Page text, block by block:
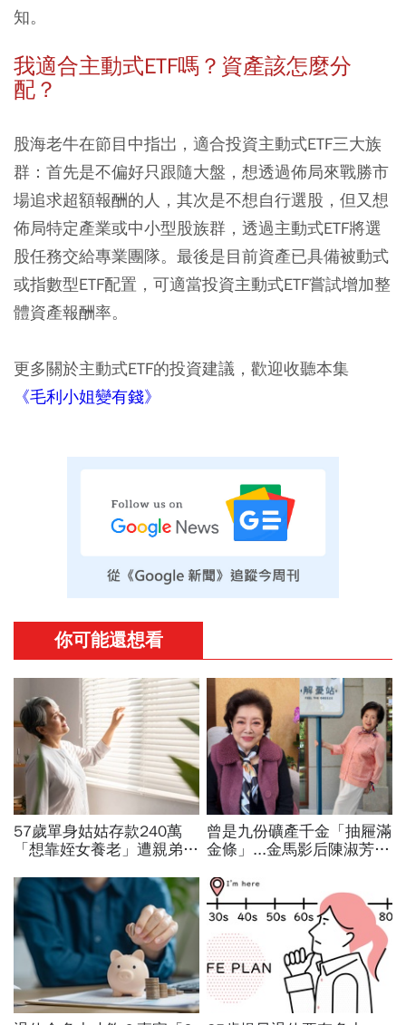
知。
我適合主動式ETF嗎？資產該怎麼分
配？
股海老牛在節目中指岀，適合投資主動式ETF三大族
群：首先是不偏好只跟隨大盤，想透過佈局來戰勝市
場追求超額報酬的人，其次是不想自行選股，但又想
佈局特定產業或中小型股族群，透過主動式ETF將選
股任務交給專業團隊。最後是目前資產已具備被動式
或指數型ETF配置，可適當投資主動式ETF嘗試增加整
體資產報酬率。
更多關於主動式ETF的投資建議，歡迎收聽本集
《毛利小姐變有錢》